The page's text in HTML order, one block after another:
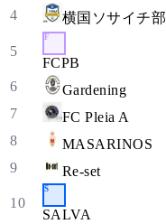
4 横国ソサイチ部
5
F
FCPB
6 Gardening
7
FC Pleia A
8
MASARINOS
9
Re-set
10
S
SALVA